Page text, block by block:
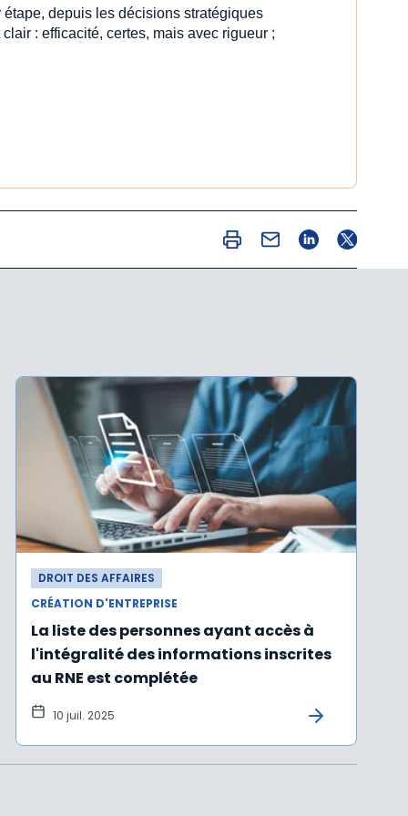
depuis les décisions stratégiques
: efficacité, certes, mais avec rigueur ;
DROIT DES AFFAIRES
CRÉATION D'ENTREPRISE
La liste des personnes ayant accès à
l'intégralité des informations inscrites
au RNE est complétée
10 juil. 2025